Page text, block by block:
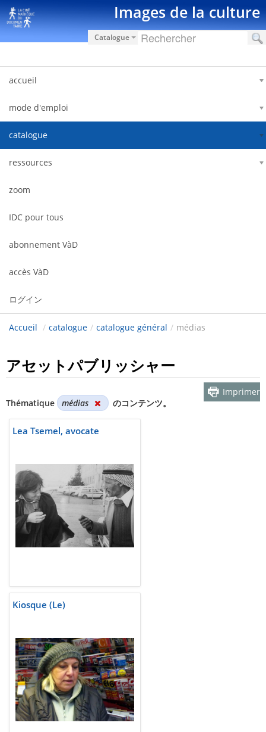
内容へスキップ Images de la culture
Catalogue
accueil
mode d'emploi
catalogue
ressources
zoom
IDC pour tous
abonnement VàD
accès VàD
ログイン
Accueil / catalogue / catalogue général / médias
アセットパブリッシャー
Thématique médias のコンテンツ。
Imprimer
Lea Tsemel, avocate
Kiosque (Le)